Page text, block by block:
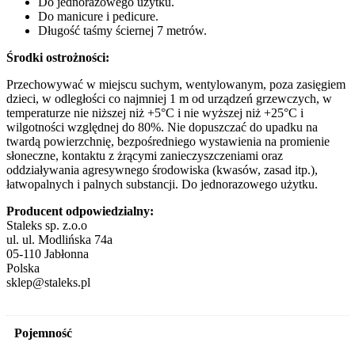
Do manicure i pedicure.
Długość taśmy ściernej 7 metrów.
Środki ostrożności:
Przechowywać w miejscu suchym, wentylowanym, poza zasięgiem
dzieci, w odległości co najmniej 1 m od urządzeń grzewczych, w
temperaturze nie niższej niż +5°C i nie wyższej niż +25°C i
wilgotności względnej do 80%. Nie dopuszczać do upadku na
twardą powierzchnię, bezpośredniego wystawienia na promienie
słoneczne, kontaktu z żrącymi zanieczyszczeniami oraz
oddziaływania agresywnego środowiska (kwasów, zasad itp.),
łatwopalnych i palnych substancji. Do jednorazowego użytku.
Producent odpowiedzialny:
Staleks sp. z.o.o
ul. ul. Modlińska 74a
05-110 Jabłonna
Polska
sklep@staleks.pl
Pojemność